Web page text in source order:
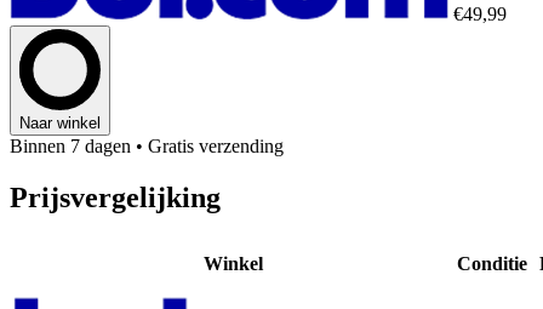
€49,99
Naar winkel
Binnen 7 dagen • Gratis verzending
Prijsvergelijking
Winkel Conditie